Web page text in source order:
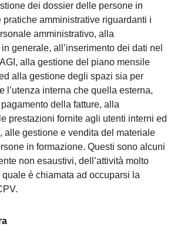
dei dossier delle persone in
pratiche amministrative riguardanti i
amministrativo, alla
generale, all’inserimento dei dati nel
alla gestione del piano mensile
alla gestione degli spazi sia per
l’utenza interna che quella esterna,
della fatture, alla
prestazioni fornite agli utenti interni ed
alle gestione e vendita del materiale
in formazione. Questi sono alcuni
non esaustivi, dell’attività molto
è chiamata ad occuparsi la